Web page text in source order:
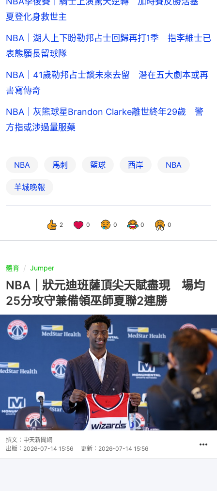
夏登化身救世主
NBA｜湖人上下盼勒邦占士回歸再打1季 指李維士已
表態願長留球隊
NBA｜41歲勒邦占士談未來去留 潛在五大劇本或再
書寫傳奇
NBA｜灰熊球星Brandon Clarke離世終年29歲 警
方指或涉過量服藥
NBA 馬刺 籃球 西岸 NBA
羊城晚報
2 0 0 0 0
體育 Jumper
NBA｜狀元迪班薩頂尖天賦盡現 場均
25分攻守兼備領巫師夏聯2連勝
撰文： 中天新聞網
出版： 2026-07-14 15:56 更新： 2026-07-14 15:56